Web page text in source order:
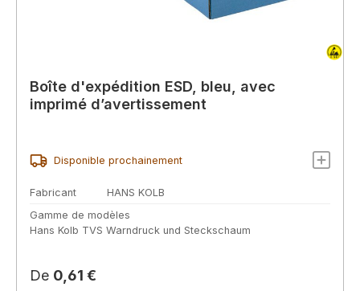
Boîte d'expédition ESD, bleu, avec
imprimé d’avertissement
Disponible prochainement
Fabricant
HANS KOLB
Gamme de modèles
Hans Kolb TVS Warndruck und Steckschaum
Prix régulier :
De 0,61 €